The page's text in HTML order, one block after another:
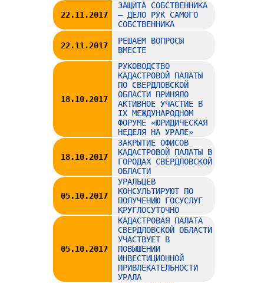
22.11.2017
ЗАЩИТА СОБСТВЕННИКА
– ДЕЛО РУК САМОГО
СОБСТВЕННИКА
22.11.2017
РЕШАЕМ ВОПРОСЫ
ВМЕСТЕ
18.10.2017
РУКОВОДСТВО
КАДАСТРОВОЙ ПАЛАТЫ
ПО СВЕРДЛОВСКОЙ
ОБЛАСТИ ПРИНЯЛО
АКТИВНОЕ УЧАСТИЕ В
IХ МЕЖДУНАРОДНОМ
ФОРУМЕ «ЮРИДИЧЕСКАЯ
НЕДЕЛЯ НА УРАЛЕ»
18.10.2017
ЗАКРЫТИЕ ОФИСОВ
КАДАСТРОВОЙ ПАЛАТЫ В
ГОРОДАХ СВЕРДЛОВСКОЙ
ОБЛАСТИ
05.10.2017
УРАЛЬЦЕВ
КОНСУЛЬТИРУЮТ ПО
ПОЛУЧЕНИЮ ГОСУСЛУГ
КРУГЛОСУТОЧНО
05.10.2017
КАДАСТРОВАЯ ПАЛАТА
СВЕРДЛОВСКОЙ ОБЛАСТИ
УЧАСТВУЕТ В
ПОВЫШЕНИИ
ИНВЕСТИЦИОННОЙ
ПРИВЛЕКАТЕЛЬНОСТИ
УРАЛА